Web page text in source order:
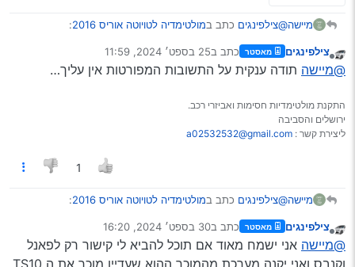
מיישה@צילפינגים כתב במולטימדיה לטויוטה אוריס 2016 :
@מיישהכתב במולטימדיה לטויוטה אוריס 2016 :
תבדוק היטב היטב עם המוכר האם זה מתאים לך,
בנוסף תראה שם בתמונות של הקונים יש שם מישהו
החוזה מלובלין מוכר לי מאיזה עיר… וזה נראה בסדר
דיבר עם המוכר לפני, והמוכר שלח לו
נכון, אבל כפי שראיתי, במערכות לא אוניברסליות יותר סיכוי שזה
מנותק
צילפינגים מאסטר כתב ב25 בספט׳ 2024, 11:59
נערך לאחרונה על ידי
@מיישה תודה ענקית על התשובות המפורטות אין עליך…
התקנת מולטימדיות חסימות ואביזרי רכב.
ירושלים והסביבה
ליצירת קשר : a02532532@gmail.com
1
מיישה@צילפינגים כתב במולטימדיה לטויוטה אוריס 2016 :
@מיישהכתב במולטימדיה לטויוטה אוריס 2016 : מנותק
צילפינגים מאסטר כתב ב30 בספט׳ 2024, 16:20
נערך לאחרונה על ידי
@מיישה אני ישמח מאוד אם תוכל להביא לי קישור רק לפאנל
וקנבס ואני יקנה מערכת מהמוכר ההוא שעדיין מוכר את ה TS10